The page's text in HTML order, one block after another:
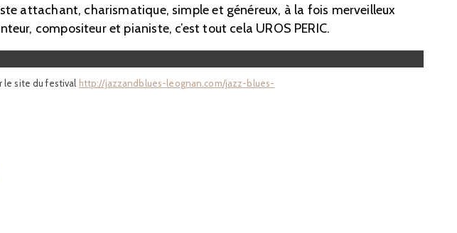
attachant, charismatique, simple et généreux, à la fois merveilleux
compositeur et pianiste, c’est tout cela UROS PERIC.
le site du festival http://jazzandblues-leognan.com/jazz-blues-